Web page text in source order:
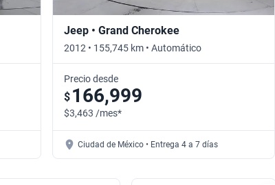
Jeep • Grand Cherokee
2012 • 155,745 km • Automático
Precio desde
$ 166,999
$3,463 /mes*
Ciudad de México • Entrega 4 a 7 días